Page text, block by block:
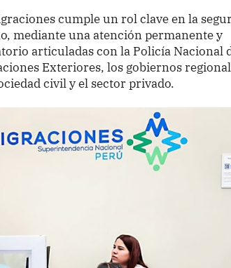
cumple un rol clave en la
mediante una atención permanente y
articuladas con la Policía Nacional
Exteriores, los gobiernos
civil y el sector privado.